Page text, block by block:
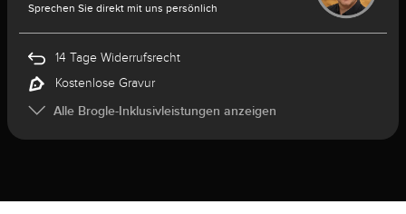
Sprechen Sie direkt mit uns persönlich
14 Tage Widerrufsrecht
Kostenlose Gravur
Alle Brogle-Inklusivleistungen anzeigen